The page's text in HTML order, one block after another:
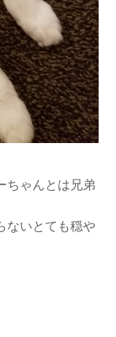
ちゃんとは兄弟
ないとても穏や